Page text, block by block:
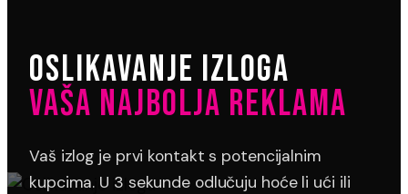
OSLIKAVANJE IZLOGA
VAŠA NAJBOLJA REKLAMA
Vaš izlog je prvi kontakt s potencijalnim
kupcima. U 3 sekunde odlučuju hoće li ući ili